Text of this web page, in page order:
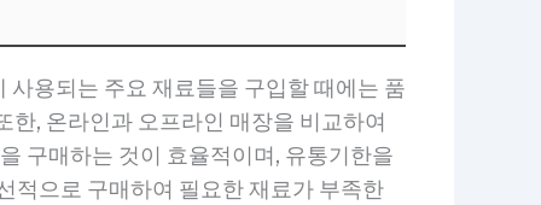
용되는 주요 재료들을 구입할 때에는 품
한, 온라인과 오프라인 매장을 비교하여
구매하는 것이 효율적이며, 유통기한을
적으로 구매하여 필요한 재료가 부족한